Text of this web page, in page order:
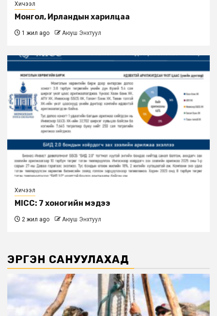
Хичээл
Монгол, Ирландын харилцаа
1 жил ago Аюуш Энхтуул
Хичээл
MICC: 7 хоногийн мэдээ
2 жил ago Аюуш Энхтуул
ЭРГЭН САНУУЛАХАД